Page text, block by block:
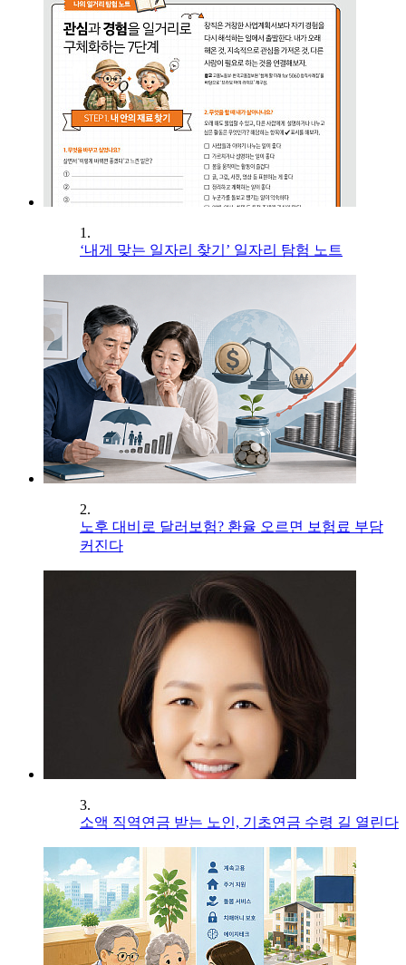
1.
‘내게 맞는 일자리 찾기’ 일자리 탐험 노트
2.
노후 대비로 달러보험? 환율 오르면 보험료 부담
커진다
3.
소액 직역연금 받는 노인, 기초연금 수령 길 열린다